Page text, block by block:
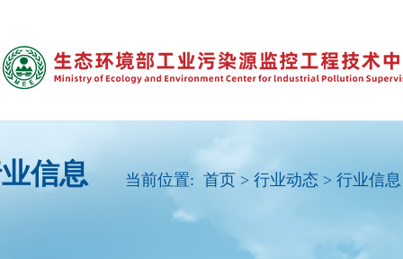
信息 当前位置: 首页 > 行业动态 > 行业信息